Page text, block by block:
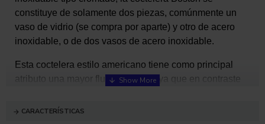
constituye de solamente dos piezas, comúnmente un
vaso de vidrio (se compra por aparte) y otro de acero
inoxidable, o de dos vasos de acero inoxidable.
Esta coctelera estilo americano tiene como principal
atributo una mayor fluidez de uso, ya que en contraste
la coctelera.
CARACTERÍSTICAS